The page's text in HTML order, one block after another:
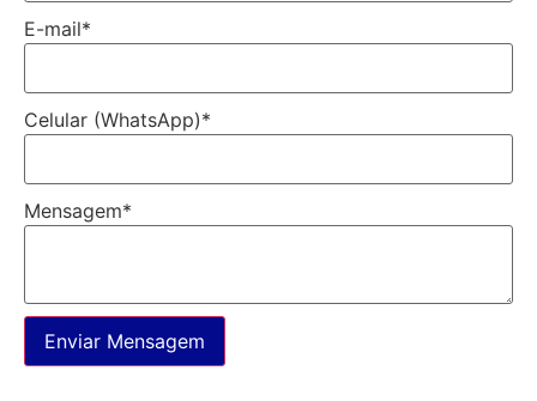
E-mail*
Celular (WhatsApp)*
Mensagem*
Enviar Mensagem